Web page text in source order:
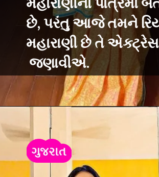
છે, પરંતુ આજે તમને
મહારાણી છે તે
જણાવીએ.